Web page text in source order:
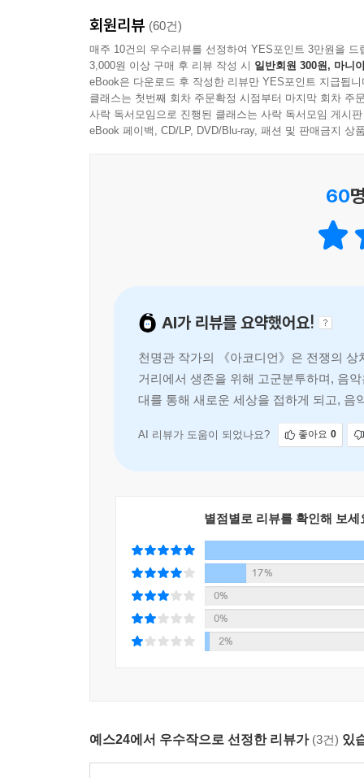
--- p.170
아미의 고백에 연이는 울음을 그치고 아미 쪽을
볼 수는 없지만 연이의 다정한 눈길에 아미는 쑥
를 집어던졌다.
양재기가 옆으로 빗나가 구석으로 굴러가자, 아미
—아코디언이 알려줬어요.
동이의 대답에 아미는 아코디언과 동이를 번갈아
—너도 이제 슬슬 미쳐가는구나. 나처럼.
필사적으로 연이를 끌어안고 바닥에 엎어져 흙
다. 자식을 잃은 어미의 처절한 슬픔이 동이의 몸
—누나, 내가 약속할게. 돈이는 반드시 내가 찾아
--- p.249~250
위한 노동일 수밖에 없음을 뼈저리게 깨닫는다.
노래 때문에 다시 억압의 굴레에 갇히고 만다.
끝나지 않을 것 같던 억압은 뜻밖의 사건으로
숨어들어 난생처음 어른들의 감시 없는 시간을 맛
이들이 가까스로 움켜쥔 위태로운 평화는 그
견디던 아이들이 이제는 자기 삶의 방향을 스스
이 아슬아슬한 벼랑 끝에서 동이는 자신이 진정
사물이 아니다. 누군가에게서 빼앗은 악기였던
골목에서 어떤 길을 택할지 숨죽여 지켜보게 된
풍경은 때로 가슴 먹먹하게 처절하지만, 그 안
전쟁이 휩쓸고 간 가장 낮은 자리에서 길어 올린
굉음과 거리의 함성으로 거침없이 번져간다. 접
삶의 주름 속에서 기어코 뭉클한 리듬을 뽑아
죽은 이의 시체에서 벗겨낸 바지를 입고 “지푸라
“우는 게 아니라 살아남는 게” 중요하다는 아버지
눈 먼 소녀 ‘연이’의 성스러운 목소리와 거리의 악
거역하고 서로를 돌아보는 순간, 약하고 악한
아코디언의 음색이다. 이제 그 음악에 홀린 우리
회원리뷰 (60건)
매주 10건의 우수리뷰를 선정하여 YES포인트 3만원을 드
3,000원 이상 구매 후 리뷰 작성 시 일반회원 300원, 마니
eBook은 다운로드 후 작성한 리뷰만 YES포인트 지급됩니
클래스는 첫번째 회차 주문확정 시점부터 마지막 회차 주
사락 독서모임으로 진행된 클래스는 사락 독서모임 게시
eBook 페이백, CD/LP, DVD/Blu-ray, 패션 및 판매금지 상
60
AI가 리뷰를 요약했어요!
천명관 작가의 《아코디언》은 전쟁의
거리에서 생존을 위해 고군분투하며, 음
대를 통해 새로운 세상을 접하게 되고, 음
AI 리뷰가 도움이 되었나요? 좋아요 0
별점별로 리뷰를 확인해 보세
17%
0%
0%
2%
예스24에서 우수작으로 선정한 리뷰가 (3건) 있